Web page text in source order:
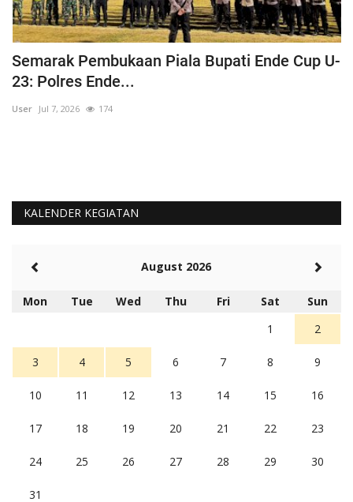
Semarak Pembukaan Piala Bupati Ende Cup U-
23: Polres Ende...
User Jul 7, 2026 174
KALENDER KEGIATAN
August 2026
Mon Tue Wed Thu Fri Sat
Sun
1
2
3 4 5 6 7 8 9
10 11 12 13 14 15 16
17 18 19 20 21 22 23
24 25 26 27 28 29 30
31